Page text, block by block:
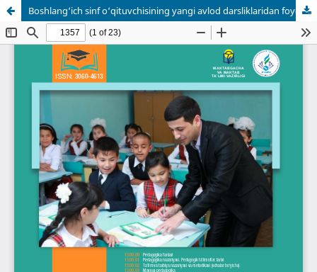
Boshlang‘ich sinf o‘qituvchisining yangi avlod darsliklaridan foydalanish kompetensiyasi